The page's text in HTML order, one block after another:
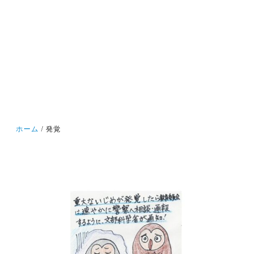
ホーム 発覚